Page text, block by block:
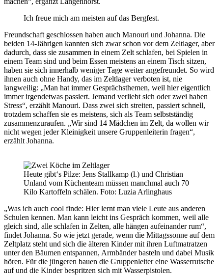
Ich freue mich am meisten auf das Bergfest.
Freundschaft geschlossen haben auch Manouri und Johanna. Die
beiden 14-Jährigen kannten sich zwar schon vor dem Zeltlager, aber
dadurch, dass sie zusammen in einem Zelt schlafen, bei Spielen in
einem Team sind und beim Essen meistens an einem Tisch sitzen,
haben sie sich innerhalb weniger Tage weiter angefreundet. So wird
ihnen auch ohne Handy, das im Zeltlager verboten ist, nie
langweilig: „Man hat immer Gesprächsthemen, weil hier eigentlich
immer irgendetwas passiert. Jemand verliebt sich oder zwei haben
Stress“, erzählt Manouri. Dass zwei sich streiten, passiert schnell,
trotzdem schaffen sie es meistens, sich als Team selbstständig
zusammenzuraufen. „Wir sind 14 Mädchen im Zelt, da wollen wir
nicht wegen jeder Kleinigkeit unsere Gruppenleiterin fragen“,
erzählt Johanna.
Heute gibt‘s Pilze: Jens Stallkamp (l.) und Christian
Unland vom Küchenteam müssen manchmal auch 70
Kilo Kartoffeln schälen. Foto: Luzia Arlinghaus
„Was ich auch cool finde: Hier lernt man viele Leute aus anderen
Schulen kennen. Man kann leicht ins Gespräch kommen, weil alle
gleich sind, alle schlafen in Zelten, alle hängen aufeinander rum“,
findet Johanna. So wie jetzt gerade, wenn die Mittagssonne auf dem
Zeltplatz steht und sich die älteren Kinder mit ihren Luftmatratzen
unter den Bäumen entspannen, Armbänder basteln und dabei Musik
hören. Für die jüngeren bauen die Gruppenleiter eine Wasserrutsche
auf und die Kinder bespritzen sich mit Wasserpistolen.